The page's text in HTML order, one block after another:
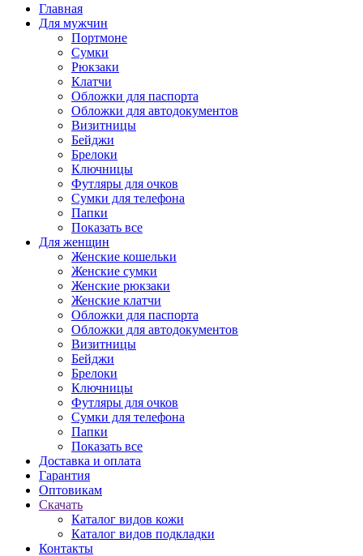
Главная
Для мужчин
Портмоне
Сумки
Рюкзаки
Клатчи
Обложки для паспорта
Обложки для автодокументов
Визитницы
Бейджи
Брелоки
Ключницы
Футляры для очков
Сумки для телефона
Папки
Показать все
Для женщин
Женские кошельки
Женские сумки
Женские рюкзаки
Женские клатчи
Обложки для паспорта
Обложки для автодокументов
Визитницы
Бейджи
Брелоки
Ключницы
Футляры для очков
Сумки для телефона
Папки
Показать все
Доставка и оплата
Гарантия
Оптовикам
Скачать
Каталог видов кожи
Каталог видов подкладки
Контакты